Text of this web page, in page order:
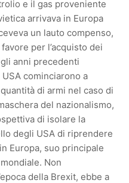
e il gas proveniente
arrivava in Europa
un lauto compenso,
per l’acquisto dei
anni precedenti
USA cominciarono a
di armi nel caso di
del nazionalismo,
di isolare la
degli USA di riprendere
Europa, suo principale
Non
della Brexit, ebbe a